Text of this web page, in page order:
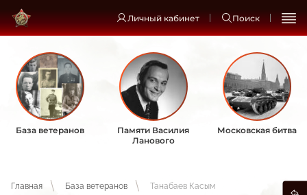
Личный кабинет Поиск
База ветеранов
Памяти Василия
Ланового
Московская битва
Главная База ветеранов Танабаев Касым